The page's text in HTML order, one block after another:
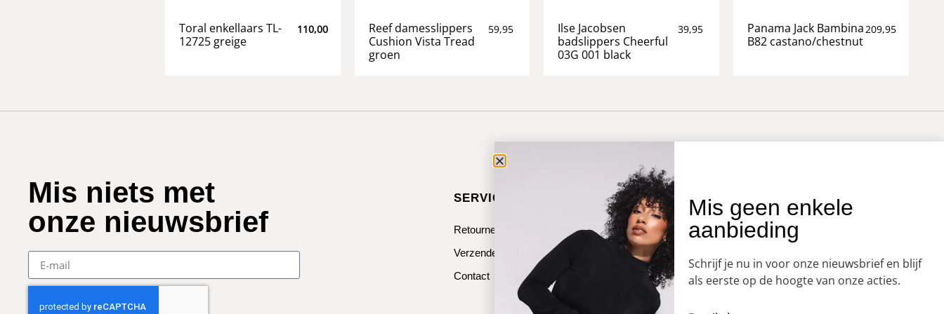
Toral enkellaars TL-
12725 greige
110,00
Reef damesslippers
Cushion Vista Tread
groen
59,95
Ilse Jacobsen
badslippers Cheerful
03G 001 black
39,95
Panama Jack Bambina
B82 castano/chestnut
209,95
Mis niets met
onze nieuwsbrief
SERVICE & CONTACT
Retourneren
Verzenden
Contact
OVER ONS
Onze winkel
Koopzondagen
Mis geen enkele
aanbieding
Schrijf je nu in voor onze nieuwsbrief en blijf
als eerste op de hoogte van onze acties.